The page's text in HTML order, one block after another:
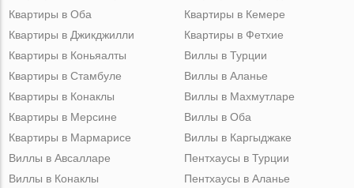
Квартиры в Оба
Квартиры в Джикджилли
Квартиры в Кемере
Квартиры в Фетхие
Квартиры в Коньяалты
Квартиры в Стамбуле
Квартиры в Конаклы
Квартиры в Мерсине
Квартиры в Мармарисе
Виллы в Турции
Виллы в Аланье
Виллы в Махмутларе
Виллы в Оба
Виллы в Каргыджаке
Виллы в Авсалларе
Виллы в Конаклы
Пентхаусы в Турции
Пентхаусы в Аланье